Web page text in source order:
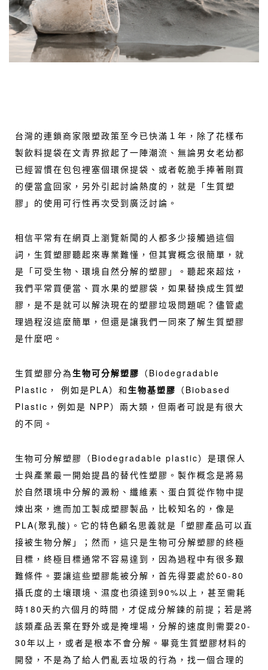
台灣的連鎖商家限塑政策至今已快滿１年，除了花樣布
製飲料提袋在文青界掀起了一陣潮流、無論男女老幼都
已經習慣在包包裡塞個環保提袋、或者乾脆手捧著剛買
的便當盒回家，另外引起討論熱度的，就是「生質塑
膠」的使用可行性再次受到廣泛討論。
相信平常有在網頁上瀏覽新聞的人都多少接觸過這個
詞，生質塑膠聽起來專業難懂，但其實概念很簡單，就
是「可受生物、環境自然分解的塑膠」。聽起來超炫，
我們平常買便當、買水果的塑膠袋，如果替換成生質塑
膠，是不是就可以解決現在的塑膠垃圾問題呢？儘管處
理過程沒這麼簡單，但還是讓我們一同來了解生質塑膠
是什麼吧。
生質塑膠分為生物可分解塑膠 （Biodegradable
Plastic， 例如是PLA）和生物基塑膠 （Biobased
Plastic，例如是 NPP）兩大類，但兩者可說是有很大
的不同。
生物可分解塑膠（Biodegradable plastic）是環保人
士與產業最一開始提昌的替代性塑膠。製作概念是將易
於自然環境中分解的澱粉、纖維素、蛋白質從作物中提
煉出來，進而加工製成塑膠製品，比較知名的，像是
PLA(聚乳酸)。它的特色顧名思義就是「塑膠產品可以直
接被生物分解」；然而，這只是生物可分解塑膠的終極
目標，終極目標通常不容易達到，因為過程中有很多艱
難條件。要讓這些塑膠能被分解，首先得要處於60-80
攝氏度的土壤環境、濕度也須達到90%以上，甚至需耗
時180天約六個月的時間，才促成分解鍊的前提；若是將
該類產品丟棄在野外或是掩埋場，分解的速度則需要20-
30年以上，或者是根本不會分解。畢竟生質塑膠材料的
開發，不是為了給人們亂丟垃圾的行為，找一個合理的